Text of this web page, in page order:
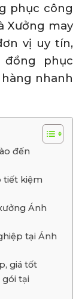
phục công
Xưởng may
vị uy tín,
phục
nhanh
đến
tiết kiệm
Ánh
tại Ánh
giá tốt
tại